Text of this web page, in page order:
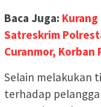
Baca Juga:
Satreskrim
Curanmor, Korban
Selain melakukan
terhadap